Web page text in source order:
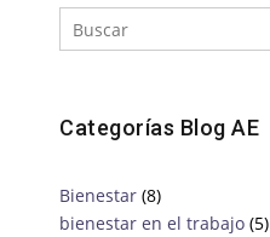
Categorías Blog AE
Bienestar (8)
bienestar en el trabajo (5)